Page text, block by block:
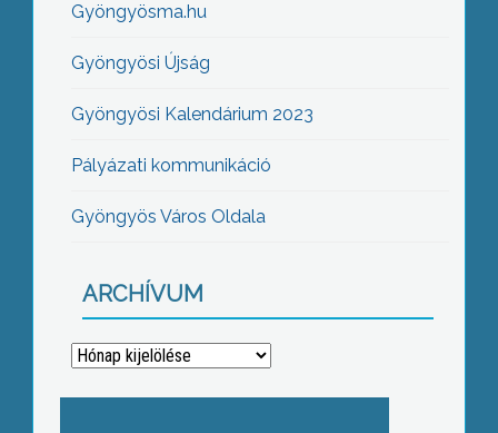
Gyöngyösma.hu
Gyöngyösi Újság
Gyöngyösi Kalendárium 2023
Pályázati kommunikáció
Gyöngyös Város Oldala
ARCHÍVUM
Archívum